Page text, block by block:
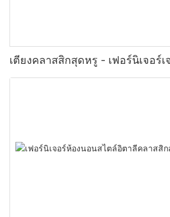
เตียงคลาสสิกสุดหรู - เฟอร์นิเจอร์